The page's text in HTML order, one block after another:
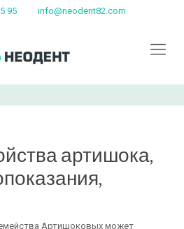
95 info@neodent82.com
артишока,
Артишоковых может